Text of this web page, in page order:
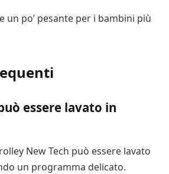
un po’ pesante per i bambini più
essere lavato in
New Tech può essere lavato
un programma delicato.